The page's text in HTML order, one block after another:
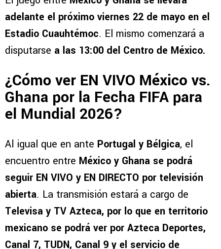
adelante el próximo viernes 22 de mayo en el
Estadio Cuauhtémoc. El mismo comenzará a
disputarse a las 13:00 del Centro de México.
¿Cómo ver EN VIVO México vs.
Ghana por la Fecha FIFA para
el Mundial 2026?
Al igual que en ante Portugal y Bélgica, el
encuentro entre México y Ghana se podrá
seguir EN VIVO y EN DIRECTO por televisión
abierta. La transmisión estará a cargo de
Televisa y TV Azteca, por lo que en territorio
mexicano se podrá ver por Azteca Deportes,
Canal 7, TUDN, Canal 9 y el servicio de